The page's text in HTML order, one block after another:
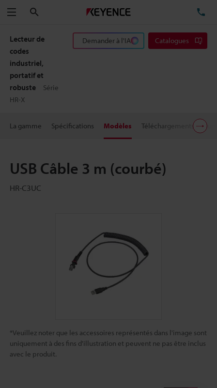
Menu
Lecteur de
codes
industriel,
portatif et
robuste
Série
HR-X
Demander à l'IA Catalogues
La gamme Spécifications Modèles Téléchargements
USB Câble 3 m (courbé)
HR-C3UC
*Veuillez noter que les accessoires représentés dans l'image sont
uniquement à des fins d'illustration et peuvent ne pas être inclus
avec le produit.